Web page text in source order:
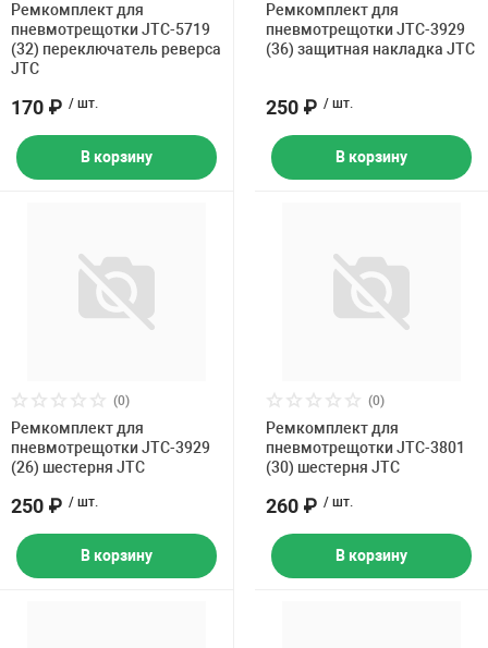
Ремкомплект для
пневмотрещотки JTC-5719
(32) переключатель реверса
JTC
170 ₽ / шт.
В корзину
Ремкомплект для
пневмотрещотки JTC-3929
(36) защитная накладка JTC
250 ₽ / шт.
В корзину
(0)
Ремкомплект для
пневмотрещотки JTC-3929
(26) шестерня JTC
250 ₽ / шт.
В корзину
(0)
Ремкомплект для
пневмотрещотки JTC-3801
(30) шестерня JTC
260 ₽ / шт.
В корзину